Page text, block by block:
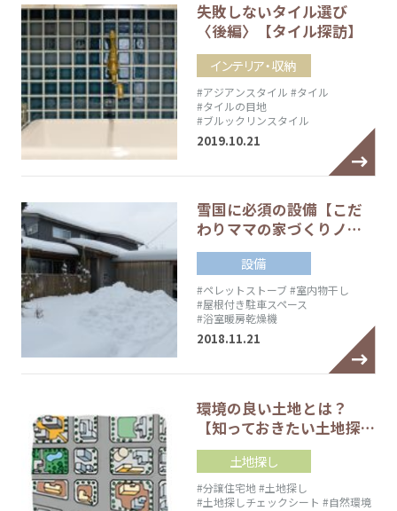
失敗しないタイル選び
〈後編〉【タイル探訪】
インテリア・収納
#アジアンスタイル #タイル
#タイルの目地
#ブルックリンスタイル
2019.10.21
雪国に必須の設備【こだ
わりママの家づくりノ…
設備
#ペレットストーブ#室内物干し
#屋根付き駐車スペース
#浴室暖房乾燥機
2018.11.21
環境の良い土地とは？
【知っておきたい土地探…
土地探し
#分譲住宅地#土地探し
#土地探しチェックシート #自然環境